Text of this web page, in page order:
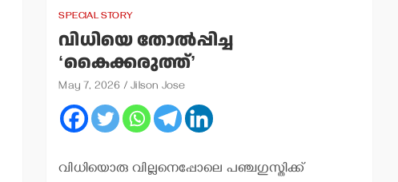
SPECIAL STORY
വിധിയെ തോല്‍പ്പിച്ച
‘കൈക്കരുത്ത്’
May 7, 2026 Jilson Jose
വിധിയൊരു വില്ലനെപ്പോലെ പഞ്ചഗുസ്തിക്ക്